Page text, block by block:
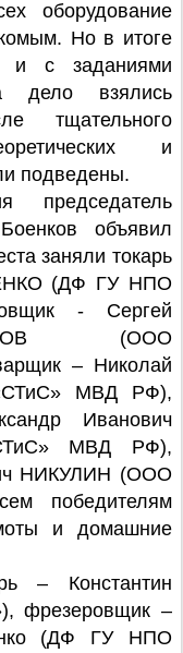
оборудование
Но в итоге
и с заданиями
дело взялись
тщательного
и
подведены.
председатель
объявил
заняли токарь
(ДФ ГУ НПО
- Сергей
(ООО
– Николай
МВД РФ),
Иванович
МВД РФ),
НИКУЛИН (ООО
победителям
и домашние
– Константин
фрезеровщик –
(ДФ ГУ НПО